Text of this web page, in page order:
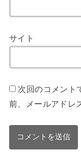
サイト
次回のコメント
前、メールアドレ